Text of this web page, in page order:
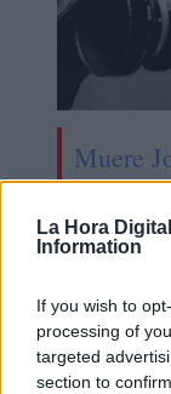
La Hora
Information
If you wish to
processing of
targeted
section to
Muere
nuestro